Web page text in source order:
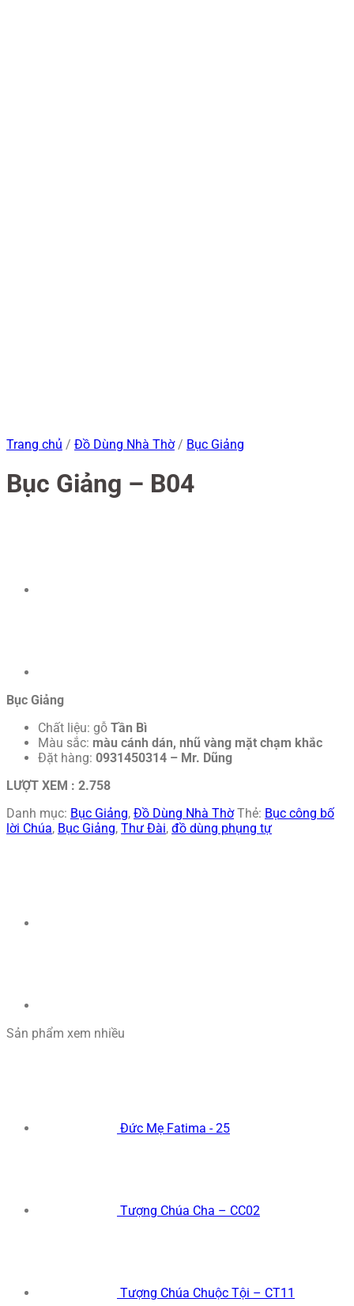
Trang chủ / Đồ Dùng Nhà Thờ / Bục Giảng
Bục Giảng – B04
Bục Giảng
Chất liệu: gỗ Tần Bì
Màu sắc: màu cánh dán, nhũ vàng mặt chạm khắc
Đặt hàng: 0931450314 – Mr. Dũng
LƯỢT XEM : 2.758
Danh mục: Bục Giảng, Đồ Dùng Nhà Thờ Thẻ: Bục công bố
lời Chúa, Bục Giảng, Thư Đài, đồ dùng phụng tự
Sản phẩm xem nhiều
Đức Mẹ Fatima - 25
Tượng Chúa Cha – CC02
Tượng Chúa Chuộc Tội – CT11